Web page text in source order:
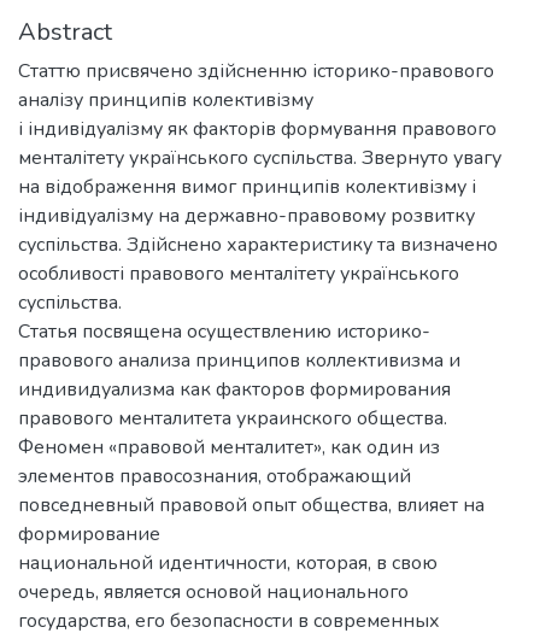
Abstract
Статтю присвячено здійсненню історико-правового
аналізу принципів колективізму
і індивідуалізму як факторів формування правового
менталітету українського суспільства. Звернуто увагу
на відображення вимог принципів колективізму і
індивідуалізму на державно-правовому розвитку
суспільства. Здійснено характеристику та визначено
особливості правового менталітету українського
суспільства.
Статья посвящена осуществлению историко-
правового анализа принципов коллективизма и
индивидуализма как факторов формирования
правового менталитета украинского общества.
Феномен «правовой менталитет», как один из
элементов правосознания, отображающий
повседневный правовой опыт общества, влияет на
формирование
национальной идентичности, которая, в свою
очередь, является основой национального
государства, его безопасности в современных